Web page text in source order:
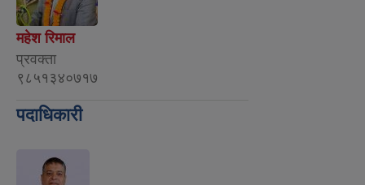
महेश रिमाल
प्रवक्ता
९८५१३४०७१७
पदाधिकारी